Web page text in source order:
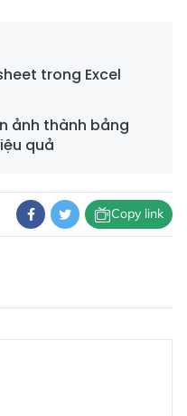
trong Excel
ảnh thành bảng
quả
Copy link